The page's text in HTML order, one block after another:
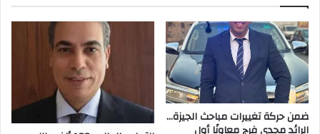
ضمن حركة تغييرات مباحث الجيزة…